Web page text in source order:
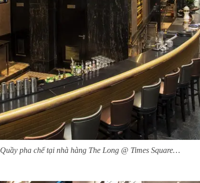
Quầy pha chế tại nhà hàng The Long @ Times Square…